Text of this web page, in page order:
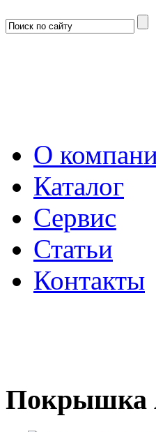
О
Каталог
Сервис
Статьи
Контакты
Покрышка